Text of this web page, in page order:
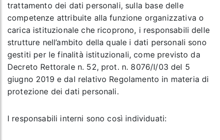
trattamento dei dati personali, sulla base delle
competenze attribuite alla funzione organizzativa o
carica istituzionale che ricoprono, i responsabili delle
strutture nell’ambito della quale i dati personali sono
gestiti per le finalità istituzionali, come previsto da
Decreto Rettorale n. 52, prot. n. 8076/I/03 del 5
giugno 2019 e dal relativo Regolamento in materia di
protezione dei dati personali.
I responsabili interni sono così individuati: